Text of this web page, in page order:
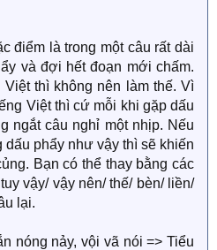
điểm là trong một câu rất dài
và đợi hết đoạn mới chấm.
thì không nên làm thế. Vì
Việt thì cứ mỗi khi gặp dấu
ngắt câu nghỉ một nhịp. Nếu
phẩy như vậy thì sẽ khiến
Bạn có thể thay bằng các
vậy/ vậy nên/ thế/ bèn/ liền/
lại.
nóng nảy, vội vã nói => Tiểu